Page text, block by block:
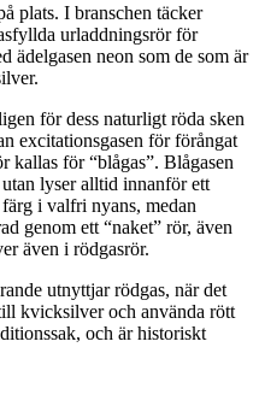
plats. I branschen täcker
urladdningsrör för
ädelgasen neon som de som är
för dess naturligt röda sken
excitationsgasen för förångat
för “blågas”. Blågasen
lyser alltid innanför ett
i valfri nyans, medan
genom ett “naket” rör, även
även i rödgasrör.
utnyttjar rödgas, när det
kvicksilver och använda rött
och är historiskt